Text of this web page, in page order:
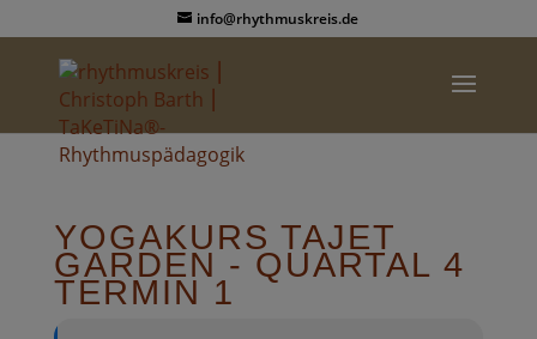
info@rhythmuskreis.de
YOGAKURS TAJET
GARDEN - QUARTAL 4
TERMIN 1